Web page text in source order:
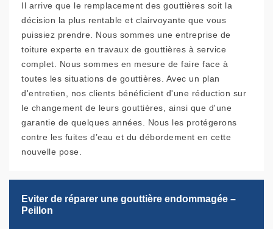
Il arrive que le remplacement des gouttières soit la
décision la plus rentable et clairvoyante que vous
puissiez prendre. Nous sommes une entreprise de
toiture experte en travaux de gouttières à service
complet. Nous sommes en mesure de faire face à
toutes les situations de gouttières. Avec un plan
d'entretien, nos clients bénéficient d'une réduction sur
le changement de leurs gouttières, ainsi que d'une
garantie de quelques années. Nous les protégerons
contre les fuites d’eau et du débordement en cette
nouvelle pose.
Eviter de réparer une gouttière endommagée –
Peillon